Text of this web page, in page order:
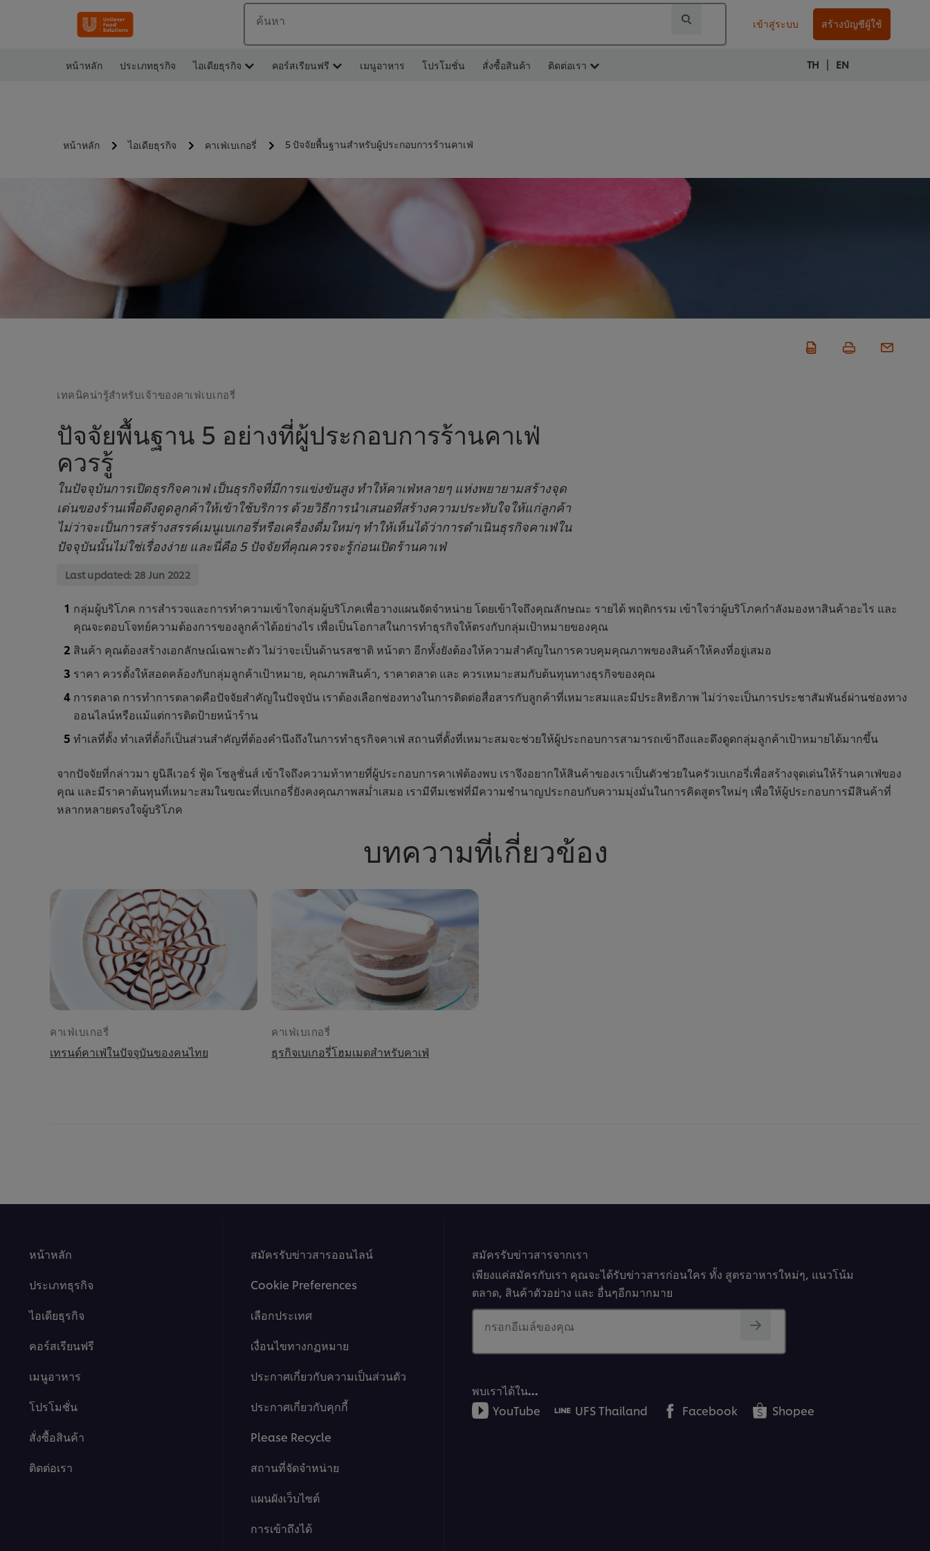
ค้นหา เข้าสู่ระบบ สร้างบัญชีผู้ใช้
หน้าหลัก ประเภทธุรกิจ ไอเดียธุรกิจ คอร์สเรียนฟรี เมนูอาหาร โปรโมชั่น สั่งซื้อสินค้า ติดต่อเรา TH | EN
หน้าหลัก ไอเดียธุรกิจ คาเฟ่เบเกอรี่ 5 ปัจจัยพื้นฐานสำหรับผู้ประกอบการร้านคาเฟ่
เทคนิคน่ารู้สำหรับเจ้าของคาเฟ่เบเกอรี่
ปัจจัยพื้นฐาน 5 อย่างที่ผู้ประกอบการร้านคาเฟ่
ควรรู้
ในปัจจุบันการเปิดธุรกิจคาเฟ่ เป็นธุรกิจที่มีการแข่งขันสูง ทำให้คาเฟ่หลายๆ แห่งพยายามสร้างจุด
เด่นของร้านเพื่อดึงดูดลูกค้าให้เข้าใช้บริการ ด้วยวิธีการนำเสนอที่สร้างความประทับใจให้แก่ลูกค้า
ไม่ว่าจะเป็นการสร้างสรรค์เมนูเบเกอรี่หรือเครื่องดื่มใหม่ๆ ทำให้เห็นได้ว่าการดำเนินธุรกิจคาเฟ่ใน
ปัจจุบันนั้นไม่ใช่เรื่องง่าย และนี่คือ 5 ปัจจัยที่คุณควรจะรู้ก่อนเปิดร้านคาเฟ่
Last updated: 28 Jun 2022
กลุ่มผู้บริโภค การสำรวจและการทำความเข้าใจกลุ่มผู้บริโภคเพื่อวางแผนจัดจำหน่าย โดยเข้าใจถึงคุณลักษณะ รายได้ พฤติกรรม เข้าใจว่าผู้บริโภคกำลังมองหาสินค้าอะไร และ
คุณจะตอบโจทย์ความต้องการของลูกค้าได้อย่างไร เพื่อเป็นโอกาสในการทำธุรกิจให้ตรงกับกลุ่มเป้าหมายของคุณ
สินค้า คุณต้องสร้างเอกลักษณ์เฉพาะตัว ไม่ว่าจะเป็นด้านรสชาติ หน้าตา อีกทั้งยังต้องให้ความสำคัญในการควบคุมคุณภาพของสินค้าให้คงที่อยู่เสมอ
ราคา ควรตั้งให้สอดคล้องกับกลุ่มลูกค้าเป้าหมาย, คุณภาพสินค้า, ราคาตลาด และ ควรเหมาะสมกับต้นทุนทางธุรกิจของคุณ
การตลาด การทำการตลาดคือปัจจัยสำคัญในปัจจุบัน เราต้องเลือกช่องทางในการติดต่อสื่อสารกับลูกค้าที่เหมาะสมและมีประสิทธิภาพ ไม่ว่าจะเป็นการประชาสัมพันธ์ผ่านช่องทาง
ออนไลน์หรือแม้แต่การติดป้ายหน้าร้าน
ทำเลที่ตั้ง ทำเลที่ตั้งก็เป็นส่วนสำคัญที่ต้องคำนึงถึงในการทำธุรกิจคาเฟ่ สถานที่ตั้งที่เหมาะสมจะช่วยให้ผู้ประกอบการสามารถเข้าถึงและดึงดูดกลุ่มลูกค้าเป้าหมายได้มากขึ้น
จากปัจจัยที่กล่าวมา ยูนิลีเวอร์ ฟู้ด โซลูชั่นส์ เข้าใจถึงความท้าทายที่ผู้ประกอบการคาเฟ่ต้องพบ เราจึงอยากให้สินค้าของเราเป็นตัวช่วยในครัวเบเกอรี่เพื่อสร้างจุดเด่นให้ร้านคาเฟ่ของ
คุณ และมีราคาต้นทุนที่เหมาะสมในขณะที่เบเกอรี่ยังคงคุณภาพสม่ำเสมอ เรามีทีมเชฟที่มีความชำนาญประกอบกับความมุ่งมั่นในการคิดสูตรใหม่ๆ เพื่อให้ผู้ประกอบการมีสินค้าที่
หลากหลายตรงใจผู้บริโภค
บทความที่เกี่ยวข้อง
คาเฟ่เบเกอรี่
เทรนด์คาเฟ่ในปัจจุบันของคนไทย
คาเฟ่เบเกอรี่
ธุรกิจเบเกอรี่โฮมเมดสำหรับคาเฟ่
หน้าหลัก
ประเภทธุรกิจ
ไอเดียธุรกิจ
คอร์สเรียนฟรี
เมนูอาหาร
โปรโมชั่น
สั่งซื้อสินค้า
ติดต่อเรา
สมัครรับข่าวสารออนไลน์
Cookie Preferences
เลือกประเทศ
เงื่อนไขทางกฏหมาย
ประกาศเกี่ยวกับความเป็นส่วนตัว
ประกาศเกี่ยวกับคุกกี้
Please Recycle
สถานที่จัดจำหน่าย
แผนผังเว็บไซต์
การเข้าถึงได้
สมัครรับข่าวสารจากเรา
เพียงแค่สมัครกับเรา คุณจะได้รับข่าวสารก่อนใคร ทั้ง สูตรอาหารใหม่ๆ, แนวโน้ม
ตลาด, สินค้าตัวอย่าง และ อื่นๆอีกมากมาย
กรอกอีเมล์ของคุณ
พบเราได้ใน…
YouTube
UFS Thailand Facebook Shopee